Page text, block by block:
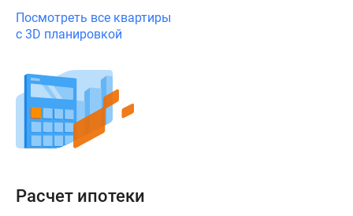
класса
Новостройки
класса
Дома
коттеджи
Посмотреть все квартиры
с 3D планировкой
Расчет ипотеки